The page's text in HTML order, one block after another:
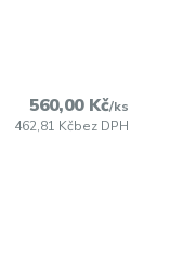
560,00 Kč/ks
462,81 Kčbez DPH